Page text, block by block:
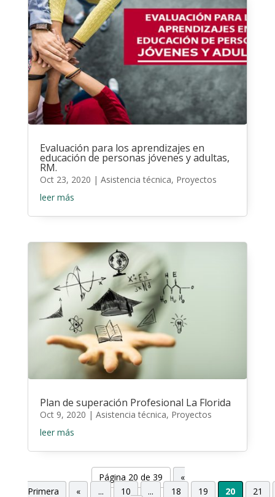
Evaluación para los aprendizajes en
educación de personas jóvenes y adultas,
RM.
Oct 23, 2020 | Asistencia técnica, Proyectos
leer más
Plan de superación Profesional La Florida
Oct 9, 2020 | Asistencia técnica, Proyectos
leer más
Página 20 de 39
«
Primera
« ... 10 ... 18 19 20 21